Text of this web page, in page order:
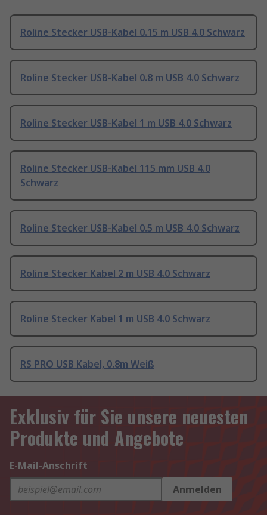
Roline Stecker USB-Kabel 0.15 m USB 4.0 Schwarz
Roline Stecker USB-Kabel 0.8 m USB 4.0 Schwarz
Roline Stecker USB-Kabel 1 m USB 4.0 Schwarz
Roline Stecker USB-Kabel 115 mm USB 4.0
Schwarz
Roline Stecker USB-Kabel 0.5 m USB 4.0 Schwarz
Roline Stecker Kabel 2 m USB 4.0 Schwarz
Roline Stecker Kabel 1 m USB 4.0 Schwarz
RS PRO USB Kabel, 0.8m Weiß
Exklusiv für Sie unsere neuesten
Produkte und Angebote
E-Mail-Anschrift
Anmelden